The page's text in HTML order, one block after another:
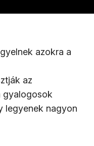
azokra a
az
gyalogosok
legyenek nagyon